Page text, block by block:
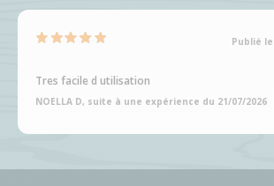
Publié
Tres facile d utilisation
NOELLA D, suite à une expérience du 21/07/2026